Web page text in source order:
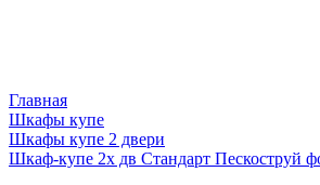
Главная
Шкафы купе
Шкафы купе 2 двери
Шкаф-купе 2х дв Стандарт Пескоструй